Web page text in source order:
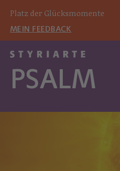
Platz der Glücksmomente
MEIN FEEDBACK
PSALM